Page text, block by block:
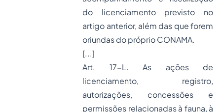
do licenciamento previsto no
artigo anterior, além das que forem
oriundas do próprio CONAMA.
[...]
Art. 17-L. As ações de
licenciamento, registro,
autorizações, concessões e
permissões relacionadas à fauna, à